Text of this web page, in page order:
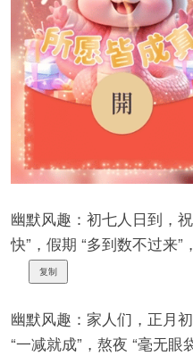
幽默风趣：初七人日到，
快”，假期 “多到数不过来”
复制
幽默风趣：家人们，正月
“一减就成”，熬夜 “毫无眼